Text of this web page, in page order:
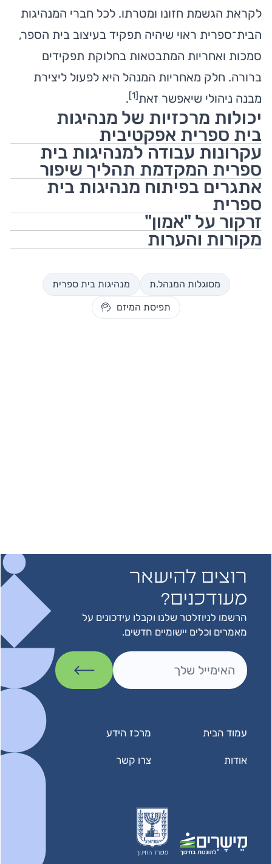
לקראת הגשמת חזונו ומטרתו. לכל חברי המנהיגות
הבית־ספרית ראוי שיהיה תפקיד בעיצוב בית הספר,
סמכות ואחריות המתבטאות בחלוקת תפקידים
ברורה. חלק מאחריות המנהל היא לפעול ליצירת
מבנה ניהולי שיאפשר זאת[
1
]
.
יכולות מרכזיות של מנהיגות
בית ספרית אפקטיבית
עקרונות עבודה למנהיגות בית
ספרית המקדמת תהליך שיפור
אתגרים בפיתוח מנהיגות בית
ספרית
זרקור על "אמון"
מקורות והערות
מסוגלות המנהל.ת
מנהיגות בית ספרית
תפיסת המיזם
רוצים להישאר
מעודכנים?
הרשמו לניוזלטר שלנו וקבלו עידכונים על
מאמרים וכלים יישומיים חדשים.
עמוד הבית מרכז הידע
אודות צרו קשר